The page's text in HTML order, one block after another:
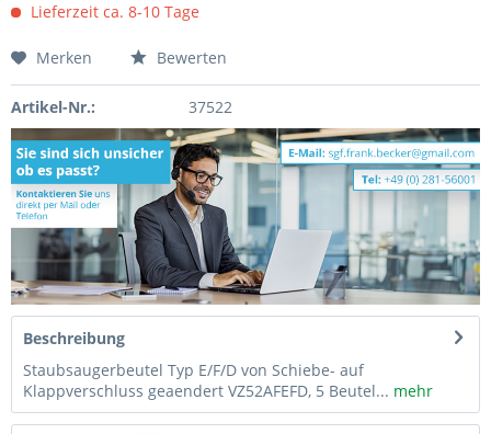
Lieferzeit ca. 8-10 Tage
Merken Bewerten
Artikel-Nr.: 37522
Beschreibung
Staubsaugerbeutel Typ E/F/D von Schiebe- auf
Klappverschluss geaendert VZ52AFEFD, 5 Beutel... mehr